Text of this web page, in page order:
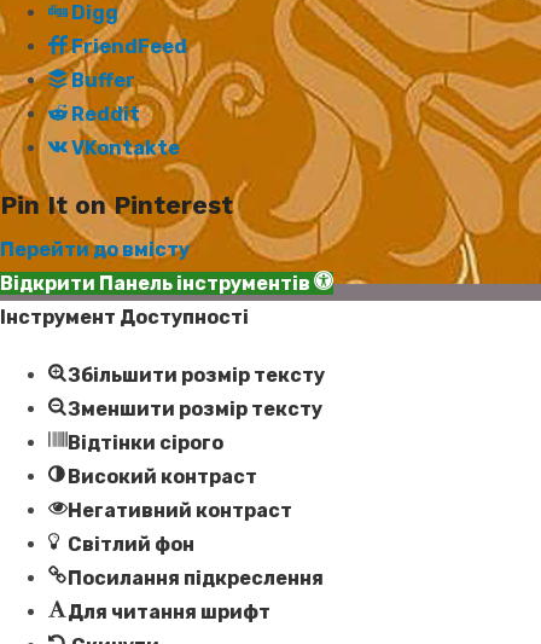
Digg
FriendFeed
Buffer
Reddit
VKontakte
Pin It on Pinterest
Перейти до вмісту
Відкрити Панель інструментів
Інструмент Доступності
Збільшити розмір тексту
Зменшити розмір тексту
Відтінки сірого
Високий контраст
Негативний контраст
Світлий фон
Посилання підкреслення
Для читання шрифт